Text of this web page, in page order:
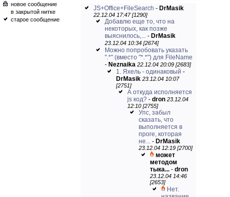
новое сообщение
в закрытой нитке
старое сообщение
JS+Office+FileSearch - DrMasik
22.12.04 17:47 [1290]
Добавлю еще то, что на
некоторых, как позже
выяснилось,... - DrMasik
23.12.04 10:34 [2674]
Можно попробовать указать
".*" (вместо "*.*") для FileName
- Neznaika 22.12.04 20:09 [2683]
1. Яхель - одинаковый -
DrMasik 23.12.04 10:07
[2751]
А откуда исполняется
js код? - dron 23.12.04
12:10 [2755]
Упс, забыл
сказать, что
выполняется в
проге, которая
не... - DrMasik
23.12.04 12:19 [2700]
может
методом
тыка... - dron
23.12.04 14:46
[2653]
Нет.